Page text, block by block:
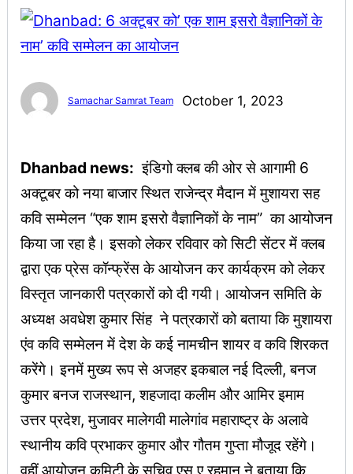
Samachar Samrat Team October 1, 2023
Dhanbad news: इंडिगो क्लब की ओर से आगामी 6
अक्टूबर को नया बाजार स्थित राजेन्द्र मैदान में मुशायरा सह
कवि सम्मेलन “एक शाम इसरो वैज्ञानिकों के नाम” का आयोजन
किया जा रहा है। इसको लेकर रविवार को सिटी सेंटर में क्लब
द्वारा एक प्रेस कॉन्फ्रेंस के आयोजन कर कार्यक्रम को लेकर
विस्तृत जानकारी पत्रकारों को दी गयी। आयोजन समिति के
अध्यक्ष अवधेश कुमार सिंह ने पत्रकारों को बताया कि मुशायरा
एंव कवि सम्मेलन में देश के कई नामचीन शायर व कवि शिरकत
करेंगे। इनमें मुख्य रूप से अजहर इकबाल नई दिल्ली, बनज
कुमार बनज राजस्थान, शहजादा कलीम और आमिर इमाम
उत्तर प्रदेश, मुजावर मालेगवी मालेगांव महाराष्ट्र के अलावे
स्थानीय कवि प्रभाकर कुमार और गौतम गुप्ता मौजूद रहेंगे।